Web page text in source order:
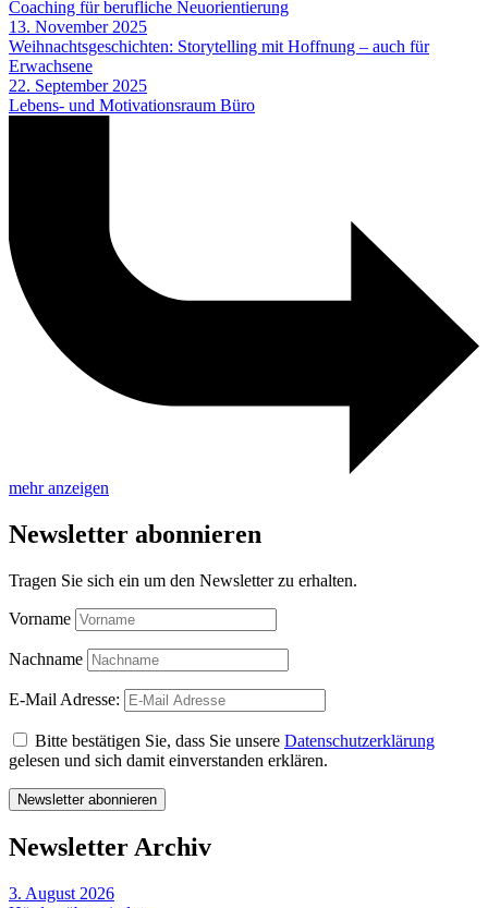
Coaching für berufliche Neuorientierung
13. November 2025
Weihnachtsgeschichten: Storytelling mit Hoffnung – auch für
Erwachsene
22. September 2025
Lebens- und Motivationsraum Büro
mehr anzeigen
Newsletter abonnieren
Tragen Sie sich ein um den Newsletter zu erhalten.
Vorname
Nachname
E-Mail Adresse:
Bitte bestätigen Sie, dass Sie unsere Datenschutzerklärung
gelesen und sich damit einverstanden erklären.
Newsletter Archiv
3. August 2026